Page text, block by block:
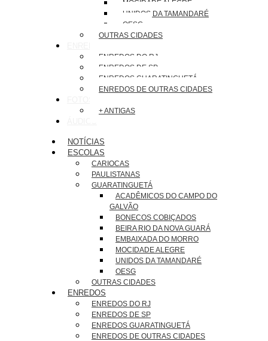
MOCIDADE ALEGRE
UNIDOS DA TAMANDARÉ
OESG
OUTRAS CIDADES
ENREDOS DO RJ
ENREDOS DE SP
ENREDOS GUARATINGUETÁ
ENREDOS DE OUTRAS CIDADES
+ ANTIGAS
NOTÍCIAS
ESCOLAS
CARIOCAS
PAULISTANAS
GUARATINGUETÁ
ACADÊMICOS DO CAMPO DO
GALVÃO
BONECOS COBIÇADOS
BEIRA RIO DA NOVA GUARÁ
EMBAIXADA DO MORRO
MOCIDADE ALEGRE
UNIDOS DA TAMANDARÉ
OESG
OUTRAS CIDADES
ENREDOS
ENREDOS DO RJ
ENREDOS DE SP
ENREDOS GUARATINGUETÁ
ENREDOS DE OUTRAS CIDADES